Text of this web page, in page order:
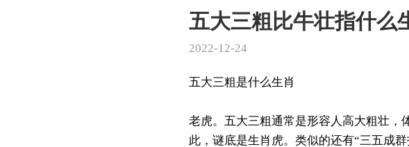
五大三粗比牛壮指什么
2022-12-24
五大三粗是什么生肖
老虎。五大三粗通常是形容人高大粗壮，
此，谜底是生肖虎。类似的还有“三五成群